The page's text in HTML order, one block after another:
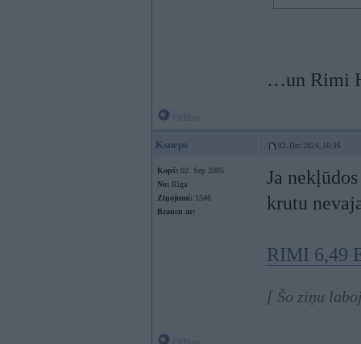
…un Rimi
Ksneps 02. Dec 2024, 16:36
Kopš: 02. Sep 2005
No: Rīga
Ziņojumi: 1546
Braucu ar:
Ja
krutu
RIMI 6,49
[ Šo ziņu